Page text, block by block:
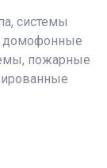
системы
домофонные
пожарные